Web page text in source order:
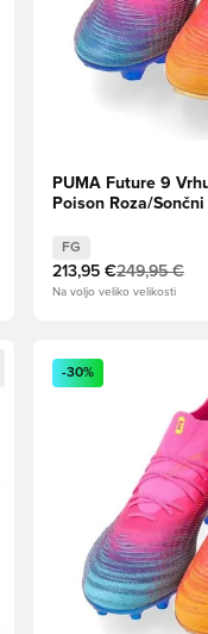
PUMA Future 9
Poison Roza/
FG
213,95 €249,95 €
Na voljo veliko velikosti
Odpre Modal za
-30%